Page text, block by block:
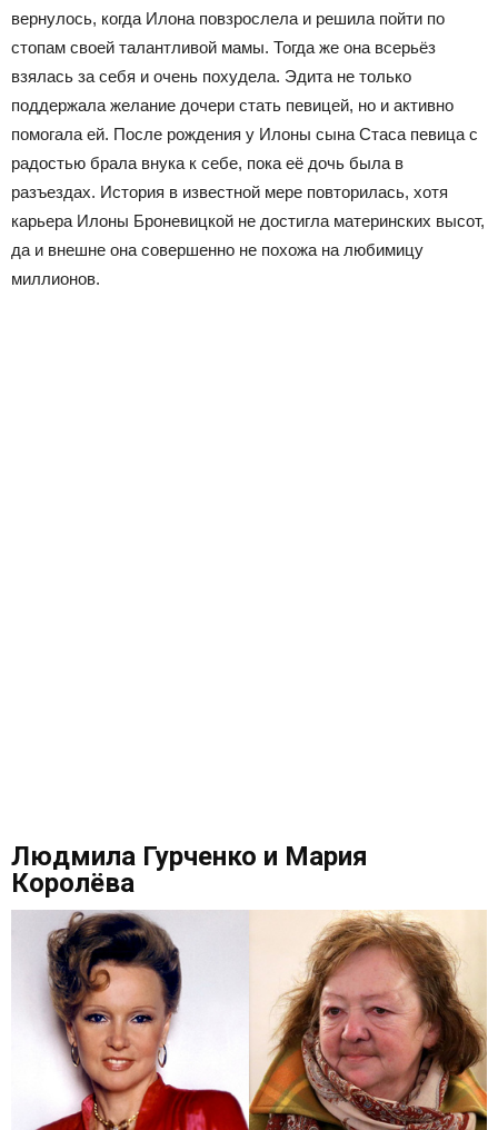
вернулось, когда Илона повзрослела и решила пойти по
стопам своей талантливой мамы. Тогда же она всерьёз
взялась за себя и очень похудела. Эдита не только
поддержала желание дочери стать певицей, но и активно
помогала ей. После рождения у Илоны сына Стаса певица с
радостью брала внука к себе, пока её дочь была в
разъездах. История в известной мере повторилась, хотя
карьера Илоны Броневицкой не достигла материнских высот,
да и внешне она совершенно не похожа на любимицу
миллионов.
Людмила Гурченко и Мария
Королёва